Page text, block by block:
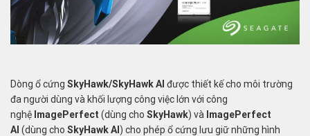
Dòng ổ cứng SkyHawk/SkyHawk AI được thiết kế cho môi trường
đa người dùng và khối lượng công việc lớn với công
nghệ ImagePerfect (dùng cho SkyHawk) và ImagePerfect
AI (dùng cho SkyHawk AI ) cho phép ổ cứng lưu giữ những hình